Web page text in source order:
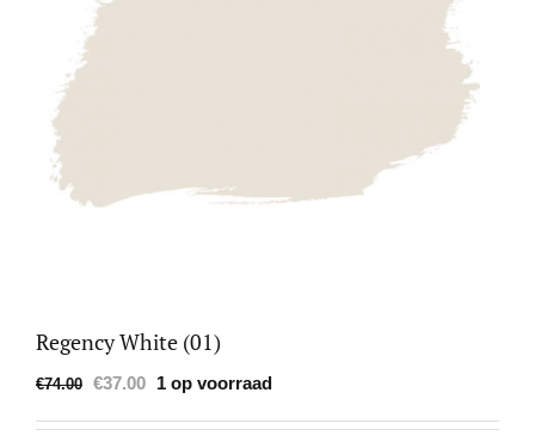
Regency White (01)
€74.00 Oorspronkelijke
was:
€37.00Huidige
is:
1 op voorraad